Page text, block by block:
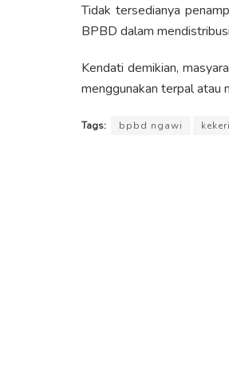
Tidak tersedianya
BPBD dalam
Kendati demikian,
menggunakan terpal atau
Tags: bpbd ngawi